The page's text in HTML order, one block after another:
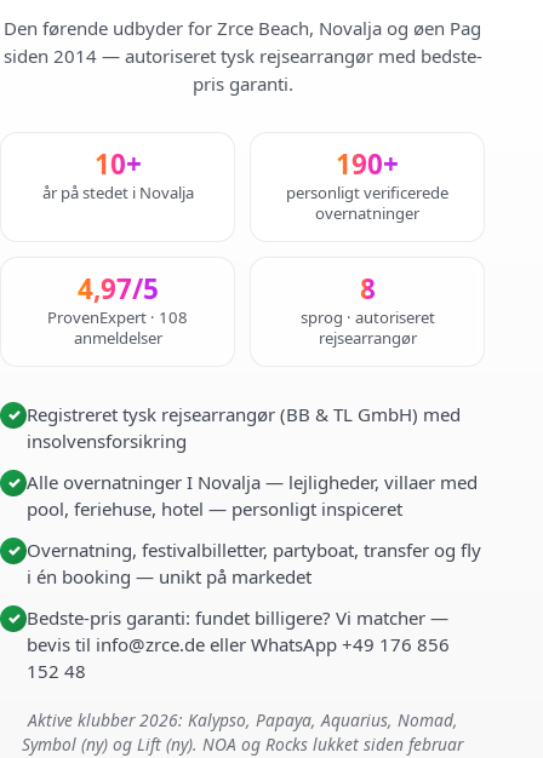
Den førende udbyder for Zrce Beach, Novalja og øen Pag
siden 2014 — autoriseret tysk rejsearrangør med bedste-
pris garanti.
10+
år på stedet i Novalja
190+
personligt verificerede
overnatninger
4,97/5
ProvenExpert · 108
anmeldelser
8
sprog · autoriseret
rejsearrangør
✓ Registreret tysk rejsearrangør (BB & TL GmbH) med
insolvensforsikring
✓ Alle overnatninger I Novalja — lejligheder, villaer med
pool, feriehuse, hotel — personligt inspiceret
✓ Overnatning, festivalbilletter, partyboat, transfer og fly
i én booking — unikt på markedet
✓ Bedste-pris garanti: fundet billigere? Vi matcher —
bevis til info@zrce.de eller WhatsApp +49 176 856
152 48
Aktive klubber 2026: Kalypso, Papaya, Aquarius, Nomad,
Symbol (ny) og Lift (ny). NOA og Rocks lukket siden februar